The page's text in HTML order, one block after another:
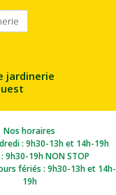
jardinerie
Nos horaires
: 9h30-13h et 14h-19h
9h30-19h NON STOP
fériés : 9h30-13h et 14h-
19h